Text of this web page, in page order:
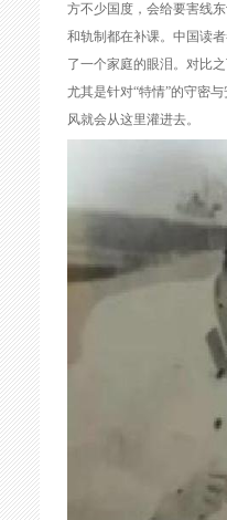
方不少国度，会给要害线
和轨制都在补课。中国读
了一个家庭的眼泪。对比
尤其是针对“特情”的守密
风就会从这里灌进去。